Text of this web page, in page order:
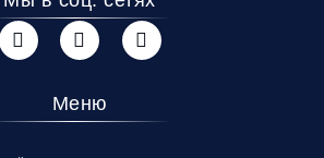
Меню